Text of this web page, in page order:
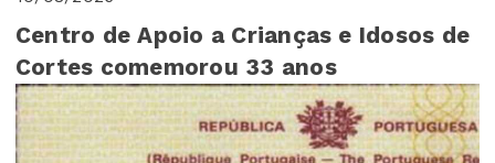
Centro de Apoio a Crianças e Idosos de
Cortes comemorou 33 anos